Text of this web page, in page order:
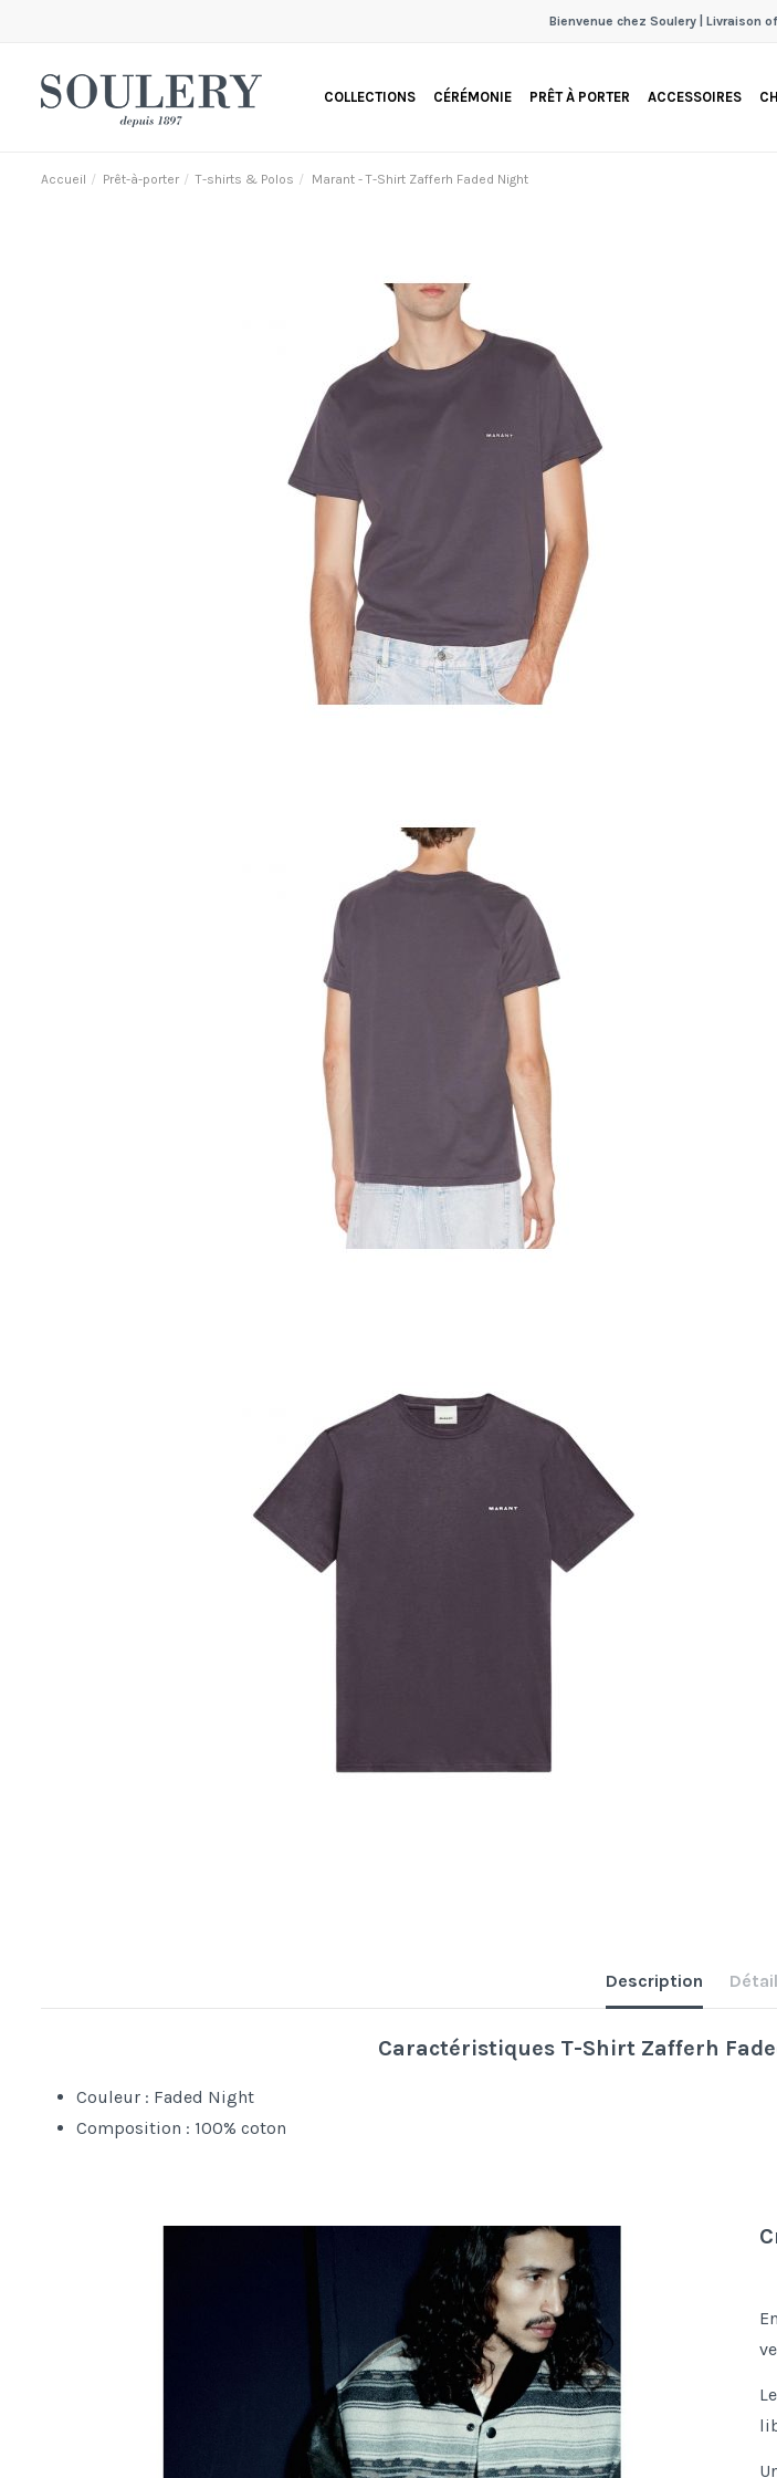
Bienvenue chez Soulery | Livraison
COLLECTIONS CÉRÉMONIE PRÊT À PORTER ACCESSOIRES
Accueil Prêt-à-porter T-shirts & Polos Marant - T-Shirt Zafferh Faded Night
Description
Caractéristiques T-Shirt Zafferh
Couleur : Faded Night
Composition : 100% coton